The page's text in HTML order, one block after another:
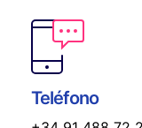
Teléfono